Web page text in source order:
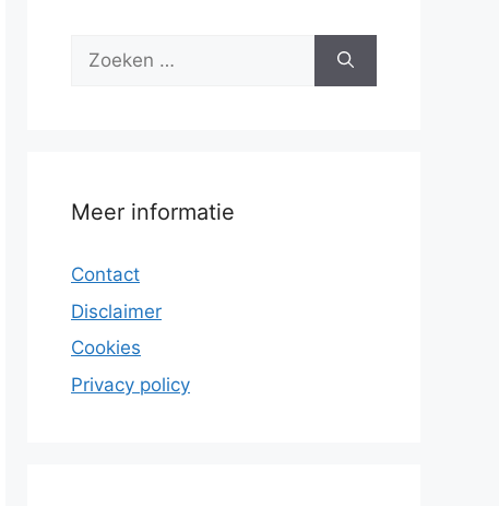
Zoek
Meer informatie
Contact
Disclaimer
Cookies
Privacy policy